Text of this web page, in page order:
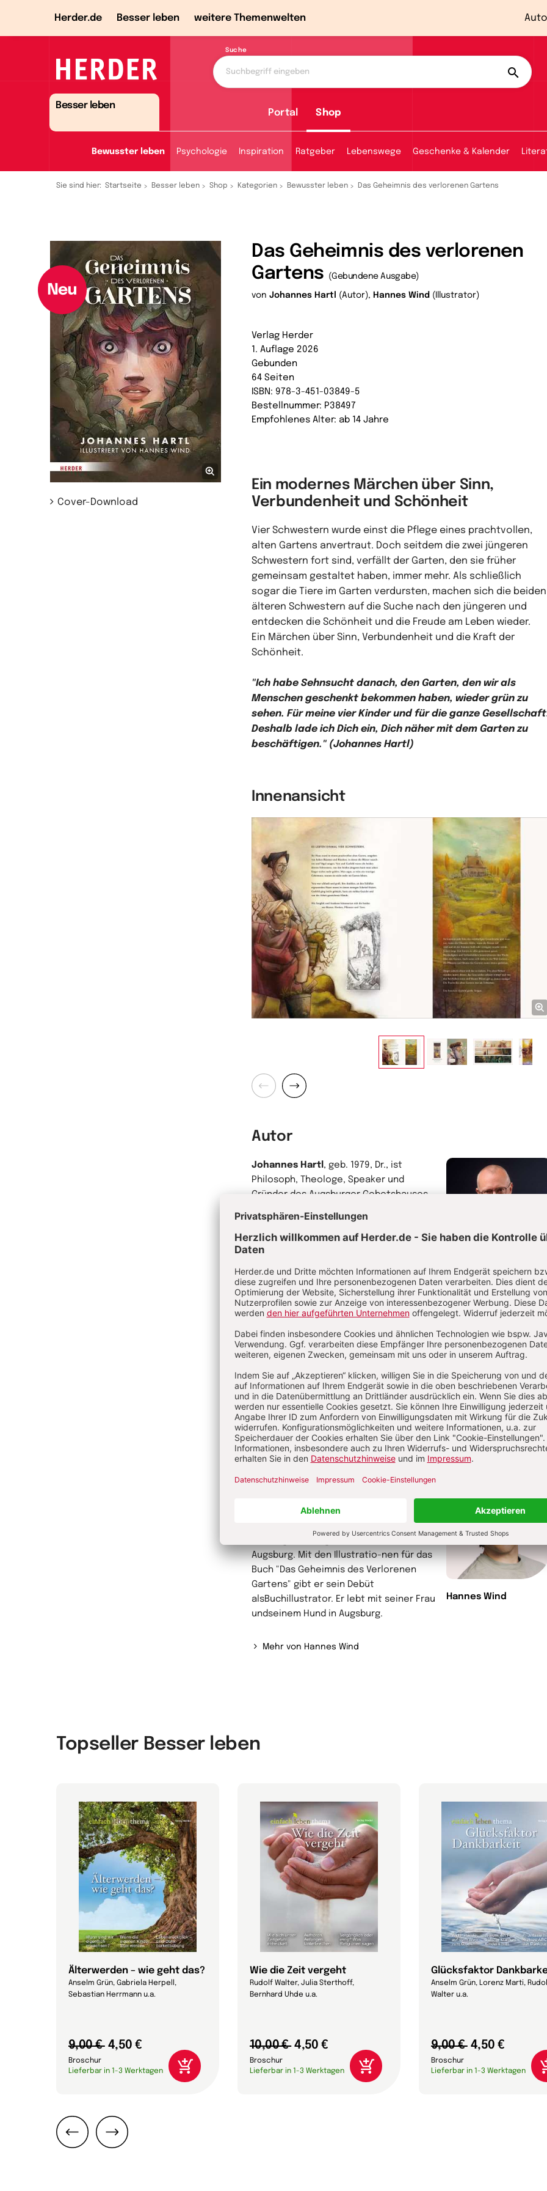
Herder.de Besser leben weitere Themenwelten
Suche
Besser leben
Portal Shop
Bewusster leben Psychologie Inspiration Ratgeber Lebenswege Geschenke & Kalender
Sie sind hier: Startseite Besser leben Shop Kategorien Bewusster leben Das Geheimnis des verlorenen Gartens
Cover-Download
Das Geheimnis des verlorenen
Gartens
(Gebundene Ausgabe)
von Johannes Hartl (Autor), Hannes Wind (Illustrator)
Verlag Herder
1. Auflage 2026
Gebunden
64 Seiten
ISBN: 978-3-451-03849-5
Bestellnummer: P38497
Empfohlenes Alter: ab 14 Jahre
Ein modernes Märchen über Sinn,
Verbundenheit und Schönheit
Vier Schwestern wurde einst die Pflege eines prachtvollen,
alten Gartens anvertraut. Doch seitdem die zwei jüngeren
Schwestern fort sind, verfällt der Garten, den sie früher
gemeinsam gestaltet haben, immer mehr. Als schließlich
sogar die Tiere im Garten verdursten, machen sich die beiden
älteren Schwestern auf die Suche nach den jüngeren und
entdecken die Schönheit und die Freude am Leben wieder.
Ein Märchen über Sinn, Verbundenheit und die Kraft der
Schönheit.
"Ich habe Sehnsucht danach, den Garten, den wir als
Menschen geschenkt bekommen haben, wieder grün zu
sehen. Für meine vier Kinder und für die ganze
Deshalb lade ich Dich ein, Dich näher mit dem Garten zu
beschäftigen." (Johannes Hartl)
Innenansicht
Autor
Johannes Hartl
Philosoph und Theologe
Johannes Hartl , geb. 1979, Dr., ist
Philosoph, Theologe, Speaker und
Gründer des Augsburger Gebetshauses.
den Themen Sinn, Verbundenheit und
Glaube Hunderttausende. Er verbindet
Menschen quer über Konfessionsgrenzen
hinweg und macht Glaubensthemen
relevant und verständlich für heute. Der
Autor zahlreicher Bücher füllt als
international gefragter Speaker
Er gilt als einer der einflussreichsten
Vermittler zwischen christlicher
Spiritualität, Philosophie und Psychologie
im deutschsprachigen Raum.
Mehr von Johannes Hartl
Illustrator
Hannes Wind
Hannes Wind
, geb. 1998, entdeckte
fantastische Welten.Er studierte
Kommunikationsdesign inAugsburg und
Augsburg. Mit den Illustratio-nen für das
Buch "Das Geheimnis des Verlorenen
Gartens" gibt er sein Debüt
alsBuchillustrator. Er lebt mit seiner Frau
undseinem Hund in Augsburg.
Mehr von Hannes Wind
Topseller Besser leben
Älterwerden – wie geht das?
Anselm Grün, Gabriela Herpell,
Sebastian Herrmann u.a.
9,00 € 4,50 €
Broschur
Lieferbar in 1-3 Werktagen
Wie die Zeit vergeht
Rudolf Walter, Julia Sterthoff,
Bernhard Uhde u.a.
10,00 € 4,50 €
Broschur
Lieferbar in 1-3 Werktagen
Glücksfaktor
Anselm Grün, Lorenz Marti,
Walter u.a.
9,00 € 4,50 €
Broschur
Lieferbar in 1-3 Werktagen